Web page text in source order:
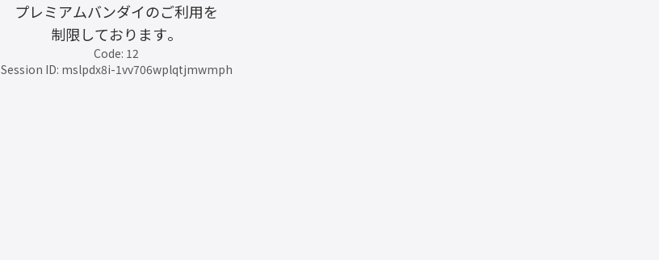
プレミアムバンダイのご利用を
制限しております。
Code: 12
Session ID: mslpdx8i-1vv706wplqtjmwmph